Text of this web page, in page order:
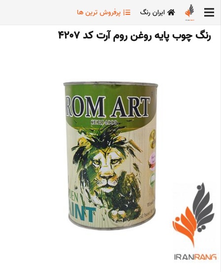
ایران رنگ پرفروش ترین ها
رنگ چوب پایه روغن روم آرت کد 4207